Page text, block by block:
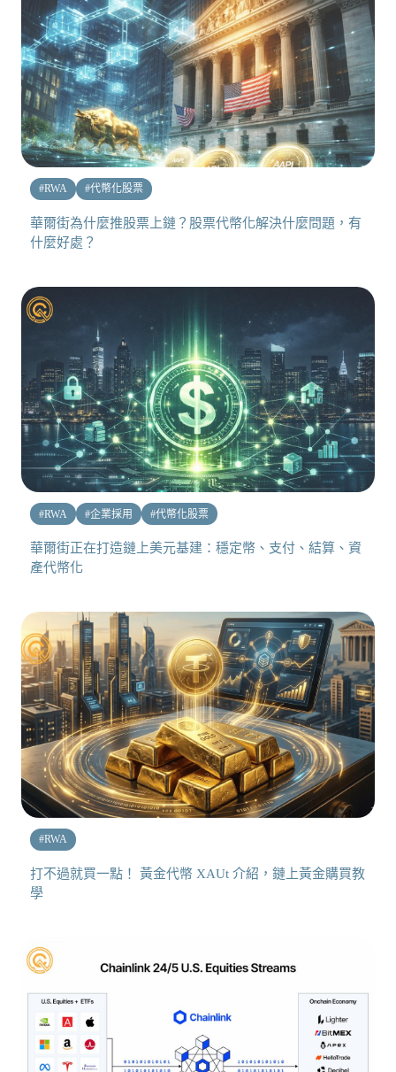
#RWA #代幣化股票
華爾街為什麼推股票上鏈？股票代幣化解決什麼問題，有
什麼好處？
#RWA #企業採用 #代幣化股票
華爾街正在打造鏈上美元基建：穩定幣、支付、結算、資
產代幣化
#RWA
打不過就買一點！ 黃金代幣 XAUt 介紹，鏈上黃金購買教
學